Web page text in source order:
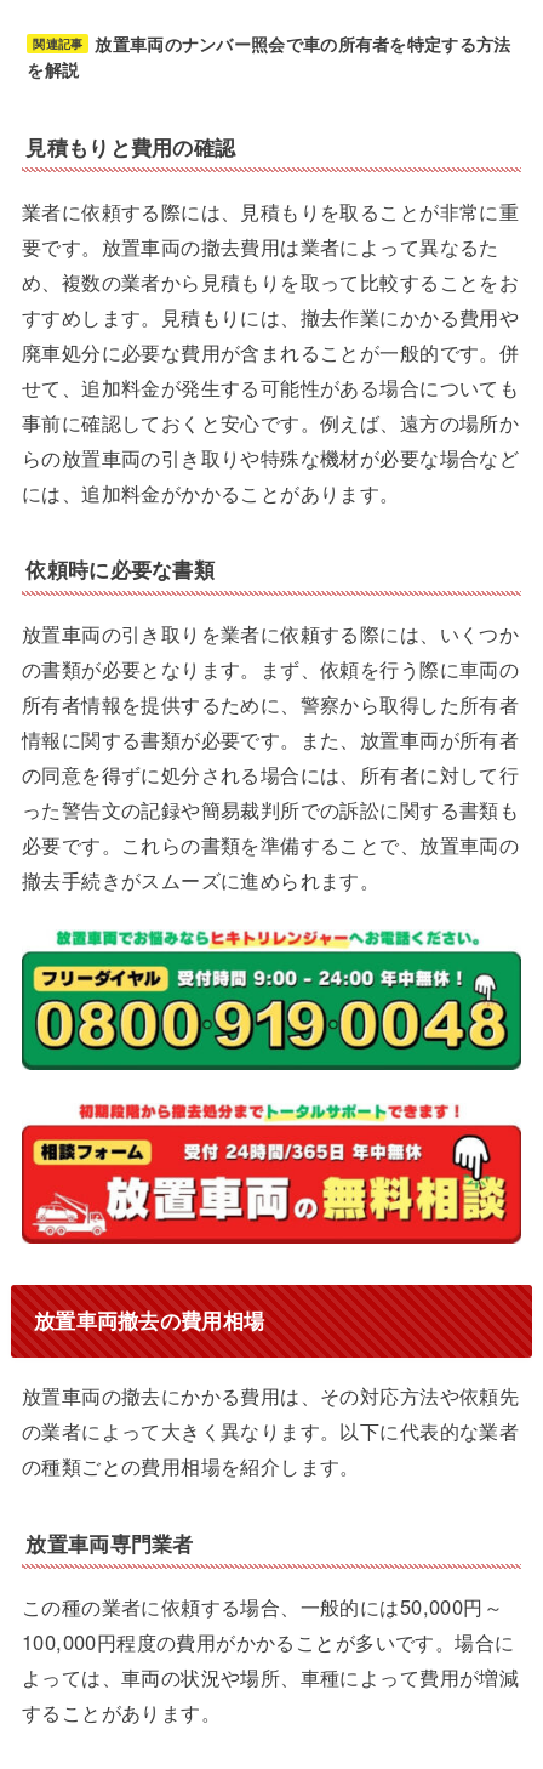
関連記事
放置車両のナンバー照会で車の所有者を特定する方法
を解説
見積もりと費用の確認
業者に依頼する際には、見積もりを取ることが非常に重
要です。放置車両の撤去費用は業者によって異なるた
め、複数の業者から見積もりを取って比較することをお
すすめします。見積もりには、撤去作業にかかる費用や
廃車処分に必要な費用が含まれることが一般的です。併
せて、追加料金が発生する可能性がある場合についても
事前に確認しておくと安心です。例えば、遠方の場所か
らの放置車両の引き取りや特殊な機材が必要な場合など
には、追加料金がかかることがあります。
依頼時に必要な書類
放置車両の引き取りを業者に依頼する際には、いくつか
の書類が必要となります。まず、依頼を行う際に車両の
所有者情報を提供するために、警察から取得した所有者
情報に関する書類が必要です。また、放置車両が所有者
の同意を得ずに処分される場合には、所有者に対して行
った警告文の記録や簡易裁判所での訴訟に関する書類も
必要です。これらの書類を準備することで、放置車両の
撤去手続きがスムーズに進められます。
放置車両撤去の費用相場
放置車両の撤去にかかる費用は、その対応方法や依頼先
の業者によって大きく異なります。以下に代表的な業者
の種類ごとの費用相場を紹介します。
放置車両専門業者
この種の業者に依頼する場合、一般的には50,000円～
100,000円程度の費用がかかることが多いです。場合に
よっては、車両の状況や場所、車種によって費用が増減
することがあります。